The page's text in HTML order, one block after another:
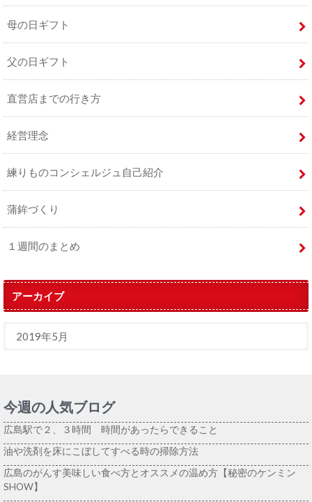
母の日ギフト
父の日ギフト
直営店までの行き方
経営理念
練りものコンシェルジュ自己紹介
蒲鉾づくり
１週間のまとめ
アーカイブ
今週の人気ブログ
広島駅で２、３時間 時間があったらできること
油や洗剤を床にこぼしてすべる時の掃除方法
広島のがんす美味しい食べ方とオススメの温め方【秘密のケンミン
SHOW】